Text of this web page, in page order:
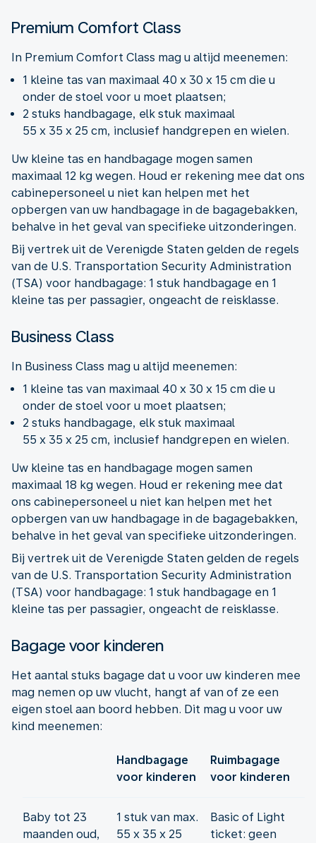
Premium Comfort Class
In Premium Comfort Class mag u altijd meenemen:
1 kleine tas van maximaal 40 x 30 x 15 cm die u
onder de stoel voor u moet plaatsen;
2 stuks handbagage, elk stuk maximaal
55 x 35 x 25 cm, inclusief handgrepen en wielen.
Uw kleine tas en handbagage mogen samen
maximaal 12 kg wegen. Houd er rekening mee dat ons
cabinepersoneel u niet kan helpen met het
opbergen van uw handbagage in de bagagebakken,
behalve in het geval van specifieke uitzonderingen.
Bij vertrek uit de Verenigde Staten gelden de regels
van de U.S. Transportation Security Administration
(TSA) voor handbagage: 1 stuk handbagage en 1
kleine tas per passagier, ongeacht de reisklasse.
Business Class
In Business Class mag u altijd meenemen:
1 kleine tas van maximaal 40 x 30 x 15 cm die u
onder de stoel voor u moet plaatsen;
2 stuks handbagage, elk stuk maximaal
55 x 35 x 25 cm, inclusief handgrepen en wielen.
Uw kleine tas en handbagage mogen samen
maximaal 18 kg wegen. Houd er rekening mee dat
ons cabinepersoneel u niet kan helpen met het
opbergen van uw handbagage in de bagagebakken,
behalve in het geval van specifieke uitzonderingen.
Bij vertrek uit de Verenigde Staten gelden de regels
van de U.S. Transportation Security Administration
(TSA) voor handbagage: 1 stuk handbagage en 1
kleine tas per passagier, ongeacht de reisklasse.
Bagage voor kinderen
Het aantal stuks bagage dat u voor uw kinderen mee
mag nemen op uw vlucht, hangt af van of ze een
eigen stoel aan boord hebben. Dit mag u voor uw
kind meenemen:
Handbagage
voor kinderen
Ruimbagage
voor kinderen
Baby tot 23
maanden oud,
1 stuk van max.
55 x 35 x 25
Basic of Light
ticket: geen